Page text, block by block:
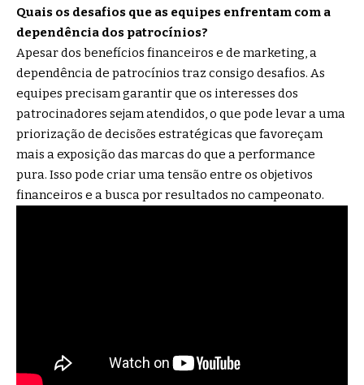
Quais os desafios que as equipes enfrentam com a
dependência dos patrocínios?
Apesar dos benefícios financeiros e de marketing, a
dependência de patrocínios traz consigo desafios. As
equipes precisam garantir que os interesses dos
patrocinadores sejam atendidos, o que pode levar a uma
priorização de decisões estratégicas que favoreçam
mais a exposição das marcas do que a performance
pura. Isso pode criar uma tensão entre os objetivos
financeiros e a busca por resultados no campeonato.